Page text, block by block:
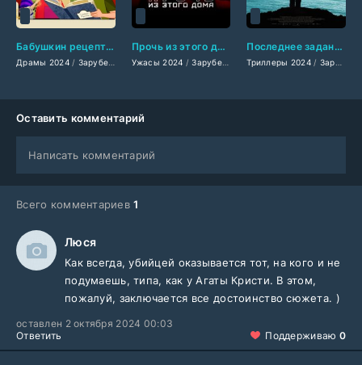
Бабушкин рецепт (2024)
Драмы 2024/ Зарубежные фильмы 2024 /Мультфильмы 2024/Новинки кино
Прочь из этого дома (2024)
Ужасы 2024 /Зарубежные фильмы 2024 /Фильмы
Последнее задание (2024)
Триллеры 2024/ Зарубежные фильмы 2024
Оставить комментарий
Написать комментарий
Всего комментариев1
Люся
Как всегда, убийцей оказывается тот, на кого и не
подумаешь, типа, как у Агаты Кристи. В этом,
пожалуй, заключается все достоинство сюжета. )
оставлен 2 октября 2024 00:03
Ответить
Поддерживаю 0